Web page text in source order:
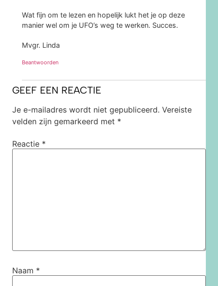
Wat fijn om te lezen en hopelijk lukt het je op deze
manier wel om je UFO’s weg te werken. Succes.
Mvgr. Linda
Beantwoorden
GEEF EEN REACTIE
Je e-mailadres wordt niet gepubliceerd. Vereiste
velden zijn gemarkeerd met *
Reactie *
Naam *